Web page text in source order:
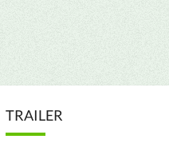
TRAILER